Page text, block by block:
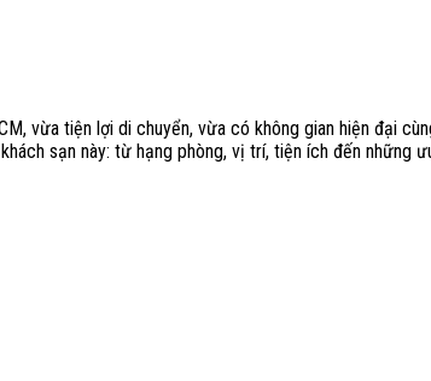
vừa tiện lợi di chuyển, vừa có không gian hiện đại
sạn này: từ hạng phòng, vị trí, tiện ích đến những